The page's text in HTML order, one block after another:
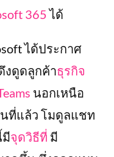
365ได้
ได้ประกาศ
งดูดลูกค้าธุรกิจ
นอกเหนือ
ที่แล้ว โมดูลแชท
จุดวิธีที่ มี